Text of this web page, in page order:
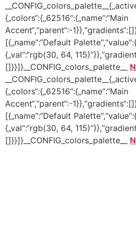
{„colors“:{„62516“:{„name“:“Main
Accent“,“parent“:-
[{„name“:“Default
{„val“:“rgb(30, 64,
[]}}]}__CONFIG_colors_palette__
{„colors“:{„62516“:{„name“:“Main
Accent“,“parent“:-
[{„name“:“Default
{„val“:“rgb(30, 64,
[]}}]}__CONFIG_colors_palette__